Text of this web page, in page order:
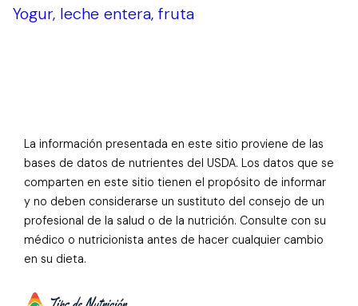
Yogur, leche entera, fruta
La información presentada en este sitio proviene de las
bases de datos de nutrientes del USDA. Los datos que se
comparten en este sitio tienen el propósito de informar
y no deben considerarse un sustituto del consejo de un
profesional de la salud o de la nutrición. Consulte con su
médico o nutricionista antes de hacer cualquier cambio
en su dieta.